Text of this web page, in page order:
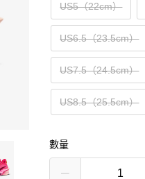
US5（22cm）
US6.5（23.5cm）
US7.5（24.5cm）
US8.5（25.5cm）
數量